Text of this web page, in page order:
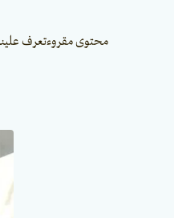
محتوى مقروءتعرف